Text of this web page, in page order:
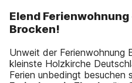
Elend
Brocken!
Unweit der Ferienwohnung
kleinste Holzkirche
Ferien unbedingt besuchen